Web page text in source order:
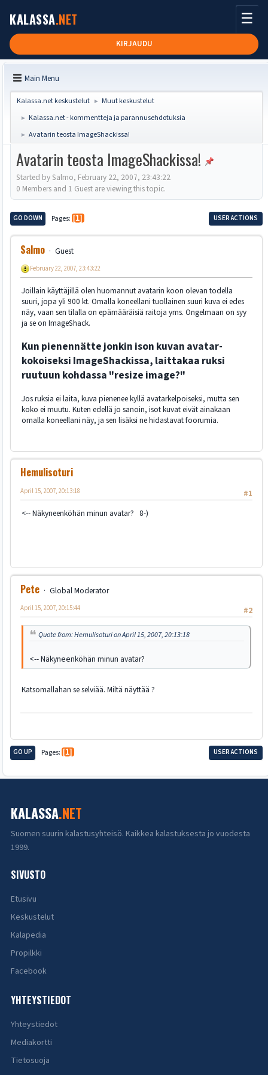
KALASSA.NET
KIRJAUDU
☰
Main Menu
Kalassa.net keskustelut ► Muut keskustelut
► Kalassa.net - kommentteja ja parannusehdotuksia
► Avatarin teosta ImageShackissa!
Avatarin teosta ImageShackissa!
Started by Salmo, February 22, 2007, 23:43:22
0 Members and 1 Guest are viewing this topic.
GO DOWN Pages 1 USER ACTIONS
Salmo Guest
February 22, 2007, 23:43:22
Joillain käyttäjillä olen huomannut avatarin koon olevan todella
suuri, jopa yli 900 kt. Omalla koneellani tuollainen suuri kuva ei edes
näy, vaan sen tilalla on epämääräisiä raitoja yms. Ongelmaan on syy
ja se on ImageShack.
Kun pienennätte jonkin ison kuvan avatar-
kokoiseksi ImageShackissa, laittakaa ruksi
ruutuun kohdassa "resize image?"
Jos ruksia ei laita, kuva pienenee kyllä avatarkelpoiseksi, mutta sen
koko ei muutu. Kuten edellä jo sanoin, isot kuvat eivät ainakaan
omalla koneellani näy, ja sen lisäksi ne hidastavat foorumia.
Hemulisoturi
#1
April 15, 2007, 20:13:18
<-- Näkyneenköhän minun avatar? 8-)
Pete
Global Moderator
#2
April 15, 2007, 20:15:44
Quote from: Hemulisoturi on April 15, 2007, 20:13:18
<-- Näkyneenköhän minun avatar?
Katsomallahan se selviää. Miltä näyttää ?
GO UP Pages 1 USER ACTIONS
KALASSA.NET
Suomen suurin kalastusyhteisö. Kaikkea kalastuksesta jo vuodesta
1999.
SIVUSTO
Etusivu
Keskustelut
Kalapedia
Propilkki
Facebook
YHTEYSTIEDOT
Yhteystiedot
Mediakortti
Tietosuoja